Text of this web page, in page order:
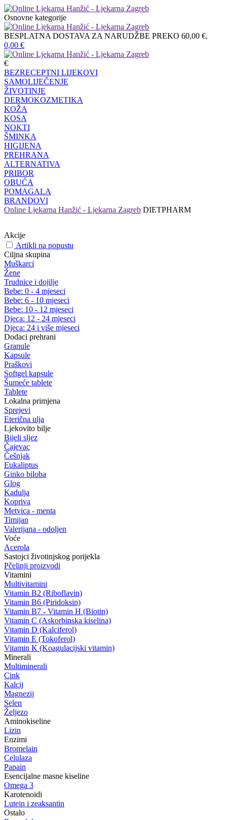
Osnovne kategorije
BESPLATNA DOSTAVA ZA NARUDŽBE PREKO 60,00 €.
0,00 €
€
BEZRECEPTNI LIJEKOVI
SAMOLIJEČENJE
ŽIVOTINJE
DERMOKOZMETIKA
KOŽA
KOSA
NOKTI
ŠMINKA
HIGIJENA
PREHRANA
ALTERNATIVA
PRIBOR
OBUĆA
POMAGALA
BRANDOVI
Online Ljekarna Hanžić - Ljekarna Zagreb DIETPHARM
Akcije
Artikli na popustu
Ciljna skupina
Muškarci
Žene
Trudnice i dojilje
Bebe: 0 - 4 mjeseci
Bebe: 6 - 10 mjeseci
Bebe: 10 - 12 mjeseci
Djeca: 12 - 24 mjeseci
Djeca: 24 i više mjeseci
Dodaci prehrani
Granule
Kapsule
Praškovi
Softgel kapsule
Šumeće tablete
Tablete
Lokalna primjena
Sprejevi
Eterična ulja
Ljekovito bilje
Bijeli sljez
Čajevac
Češnjak
Eukaliptus
Ginko biloba
Glog
Kadulja
Kopriva
Metvica - menta
Timijan
Valerijana - odoljen
Voće
Acerola
Sastojci životinjskog porijekla
Pčelinji proizvodi
Vitamini
Multivitamini
Vitamin B2 (Riboflavin)
Vitamin B6 (Piridoksin)
Vitamin B7 - Vitamin H (Biotin)
Vitamin C (Askorbinska kiselina)
Vitamin D (Kalciferol)
Vitamin E (Tokoferol)
Vitamin K (Koagulacijski vitamin)
Minerali
Multiminerali
Cink
Kalcij
Magnezij
Selen
Željezo
Aminokiseline
Lizin
Enzimi
Bromelain
Celulaza
Papain
Esencijalne masne kiseline
Omega 3
Karotenoidi
Lutein i zeaksantin
Ostalo